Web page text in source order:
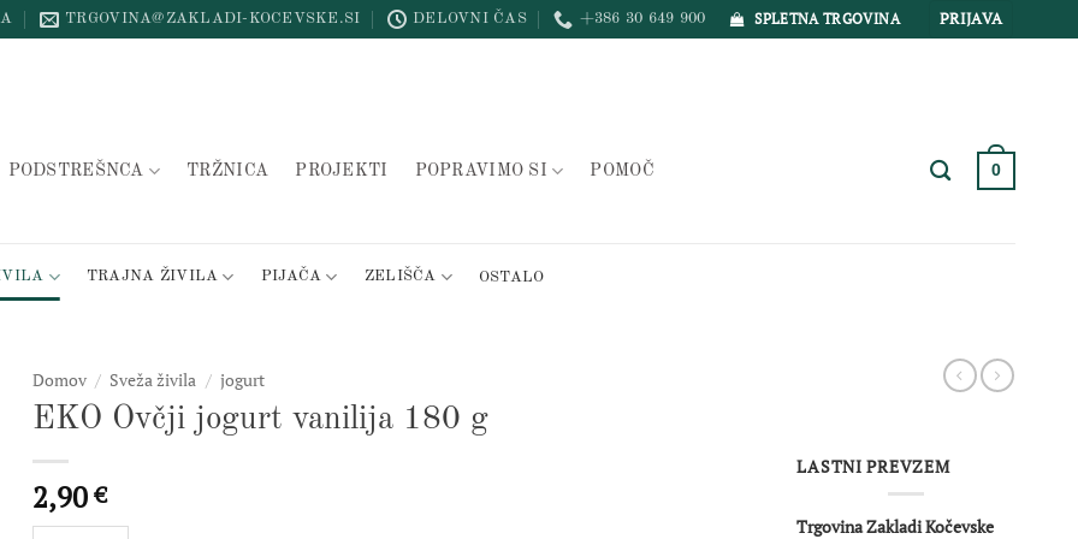
TRGOVINA@ZAKLADI-KOCEVSKE.SI DELOVNI ČAS +386 30 649 900 SPLETNA TRGOVINA PRIJAVA
PODSTREŠNCA TRŽNICA PROJEKTI POPRAVIMO SI POMOČ 0
TRAJNA ŽIVILA PIJAČA ZELIŠČA OSTALO
Domov / Sveža živila / jogurt
EKO Ovčji jogurt vanilija 180 g
2,90€
LASTNI PREVZEM
Trgovina Zakladi Kočevske